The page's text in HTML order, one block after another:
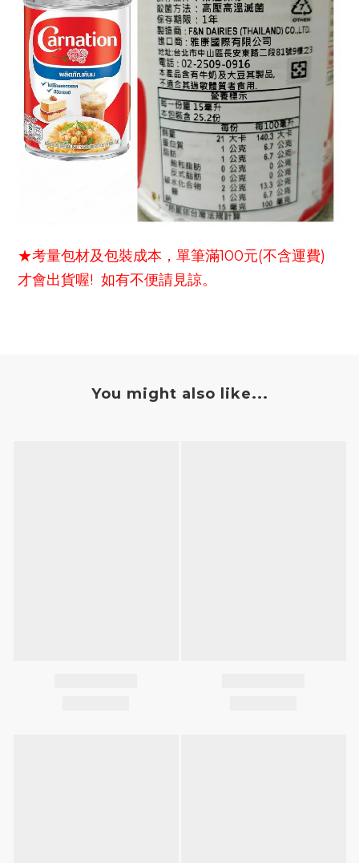
★考量包材及包裝成本，單筆滿100元(不含運費)
才會出貨喔! 如有不便請見諒。
You might also like...